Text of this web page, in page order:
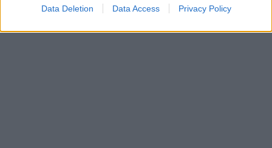
Data Deletion Data Access Privacy Policy